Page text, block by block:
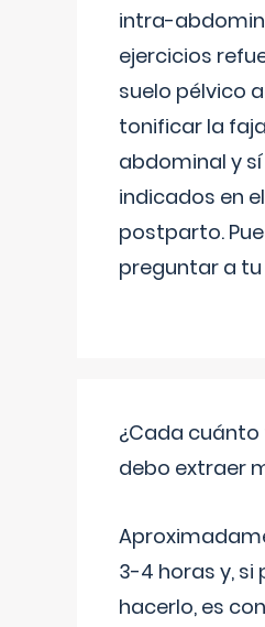
intra-
ejercicios
suelo pélvico
tonificar la faja
abdominal y
indicados en el
postparto.
preguntar a
¿Cada
debo extraer
3-4 horas y, si
hacerlo, es